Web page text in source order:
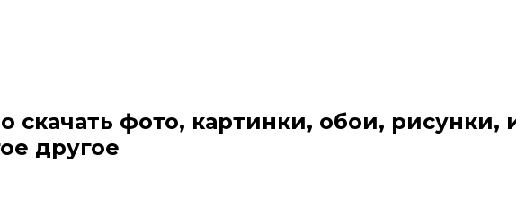
скачать фото, картинки, обои, рисунки,
другое